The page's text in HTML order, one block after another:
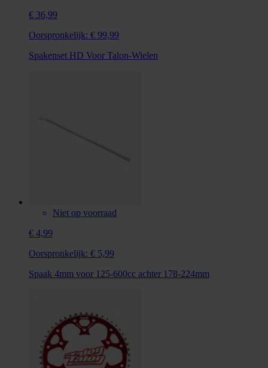
€ 36,99
Oorspronkelijk: € 99,99
Spakenset HD Voor Talon-Wielen
Niet op voorraad
€ 4,99
Oorspronkelijk: € 5,99
Spaak 4mm voor 125-600cc achter 178-224mm